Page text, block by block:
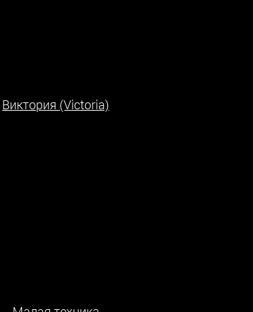
Виктория (Victoria)